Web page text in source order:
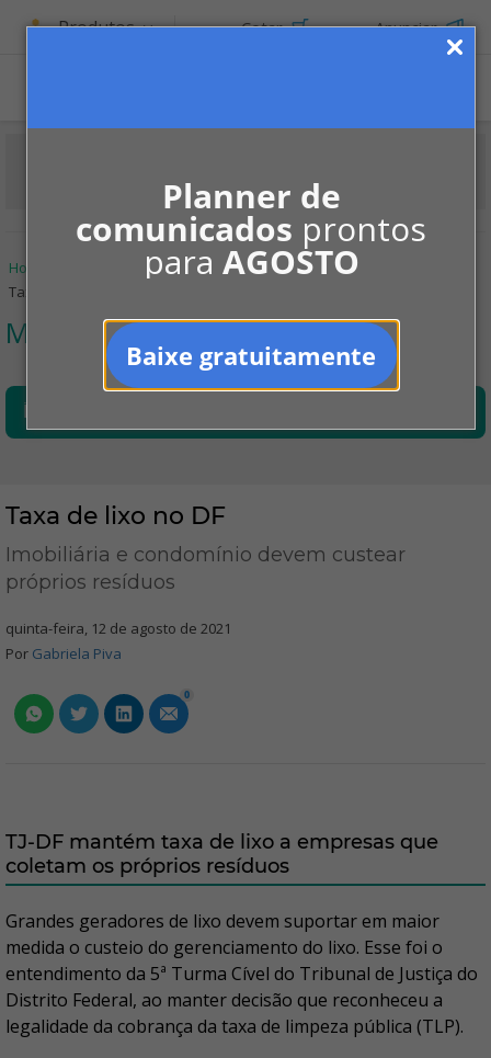
Planner de
comunicados prontos
para AGOSTO
Baixe gratuitamente
Produtos Cotar Anunciar
Home Jurisprudências
Meio Ambiente
Taxa de lixo no DF
Meio Ambiente
Taxa de lixo no DF
Imobiliária e condomínio devem custear
próprios resíduos
quinta-feira, 12 de agosto de 2021
Por Gabriela Piva
0
TJ-DF mantém taxa de lixo a empresas que
coletam os próprios resíduos
Grandes geradores de lixo devem suportar em maior
medida o custeio do gerenciamento do lixo. Esse foi o
entendimento da 5ª Turma Cível do Tribunal de Justiça do
Distrito Federal, ao manter decisão que reconheceu a
legalidade da cobrança da taxa de limpeza pública (TLP).